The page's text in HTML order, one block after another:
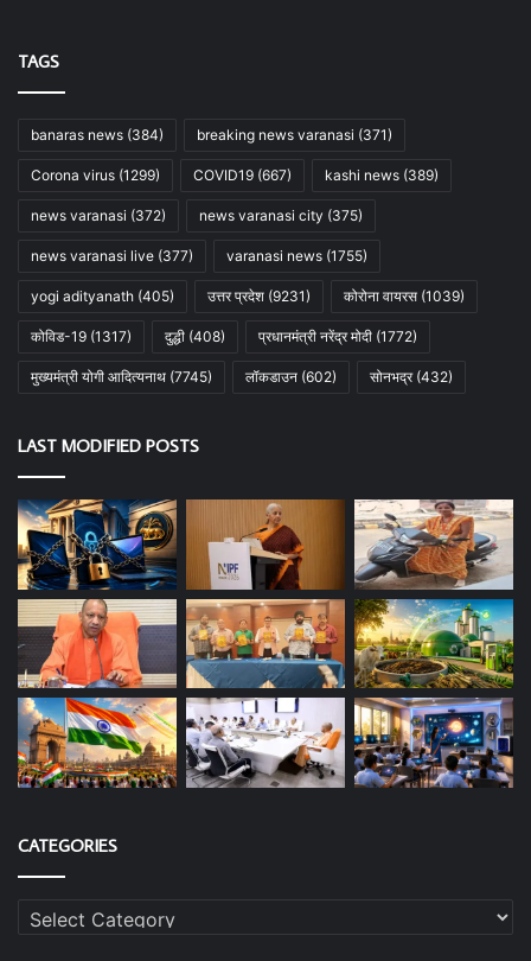
TAGS
banaras news (384) breaking news varanasi (371)
Corona virus (1299) COVID19 (667) kashi news (389)
news varanasi (372) news varanasi city (375)
news varanasi live (377) varanasi news (1755)
yogi adityanath (405) उत्तर प्रदेश (9231) कोरोना वायरस (1039)
कोविड-19 (1317) दुद्धी (408) प्रधानमंत्री नरेंद्र मोदी (1772)
मुख्यमंत्री योगी आदित्यनाथ (7745) लॉकडाउन (602) सोनभद्र(432)
LAST MODIFIED POSTS
CATEGORIES
Categories